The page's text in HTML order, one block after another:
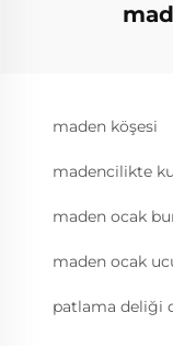
maden köşesi
madencilikte
maden ocak
maden ocak
patlama deliği